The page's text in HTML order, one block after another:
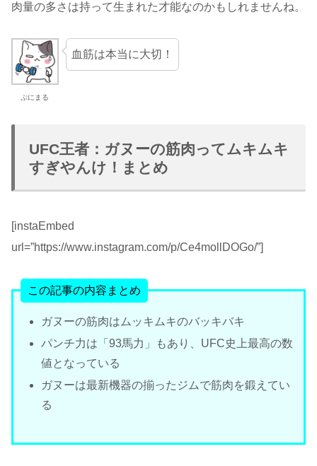
肉量の多さは持って生まれた才能なのかもしれませんね。
ぷにまる
血筋は本当に大切！
UFC王者：ガヌーの筋肉ってムキムキ
すぎやんけ！まとめ
[instaEmbed
url=”https://www.instagram.com/p/Ce4mollDOGo/”]
この記事の内容まとめ
ガヌーの筋肉はムッキムキのバッキバキ
パンチ力は「93馬力」もあり、UFC史上最高の数
値となっている
ガヌーは最新機器の揃ったジムで筋肉を鍛えてい
る